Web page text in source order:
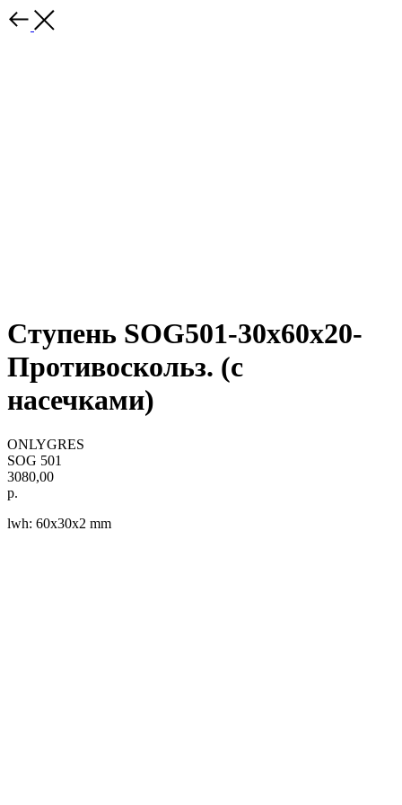
Ступень SOG501-30x60x20-
Противоскольз. (с
насечками)
ONLYGRES
SOG 501
3080,00
р.
lwh: 60x30x2 mm